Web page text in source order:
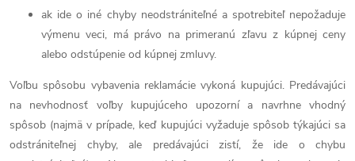
ak ide o iné chyby neodstrániteľné a spotrebiteľ nepožaduje
výmenu veci, má právo na primeranú zľavu z kúpnej ceny
alebo odstúpenie od kúpnej zmluvy.
Voľbu spôsobu vybavenia reklamácie vykoná kupujúci. Predávajúci
na nevhodnosť voľby kupujúceho upozorní a navrhne vhodný
spôsob (najmä v prípade, keď kupujúci vyžaduje spôsob týkajúci sa
odstrániteľnej chyby, ale predávajúci zistí, že ide o chybu